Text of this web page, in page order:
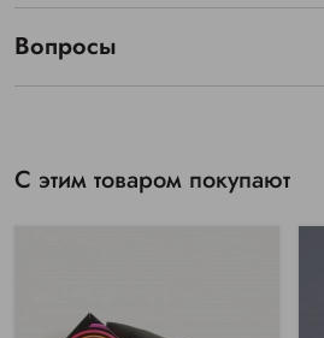
Вопросы
С этим товаром покупают